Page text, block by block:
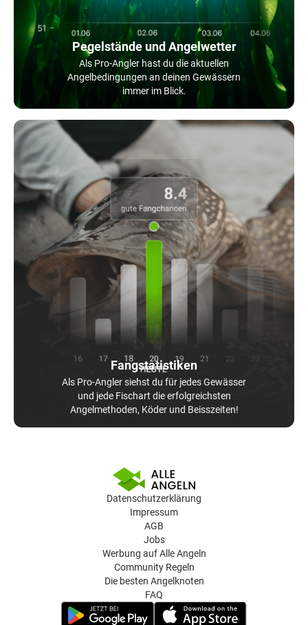
Pegelstände und Angelwetter
Als Pro-Angler hast du die aktuellen
Angelbedingungen an deinen Gewässern
immer im Blick.
Fangstatistiken
Als Pro-Angler siehst du für jedes Gewässer
und jede Fischart die erfolgreichsten
Angelmethoden, Köder und Beisszeiten!
Datenschutzerklärung
Impressum
AGB
Jobs
Werbung auf Alle Angeln
Community Regeln
Die besten Angelknoten
FAQ